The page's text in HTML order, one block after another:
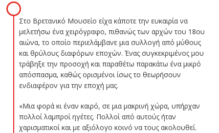
Στο Βρετανικό Μουσείο είχα κάποτε την ευκαιρία να
μελετήσω ένα χειρόγραφο, πιθανώς των αρχών του 18ου
αιώνα, το οποίο περιελάμβανε μια συλλογή από μύθους
και θρύλους διαφόρων εποχών. Ένας συγκεκριμένος μου
τράβηξε την προσοχή και παραθέτω παρακάτω ένα μικρό
απόσπασμα, καθώς ορισμένοι ίσως το θεωρήσουν
ενδιαφέρον για την εποχή μας.
«Μια φορά κι έναν καιρό, σε μια μακρινή χώρα, υπήρχαν
πολλοί λαμπροί ηγέτες. Πολλοί από αυτούς ήταν
χαρισματικοί και με αξιόλογο κοινό να τους ακολουθεί.